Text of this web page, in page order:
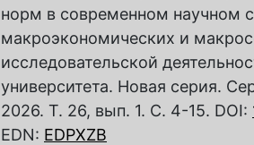
норм в современном научном
макроэкономических и
исследовательской
университета. Новая серия.
2026. Т. 26, вып. 1. С. 4-15. DOI:
EDN: EDPXZB